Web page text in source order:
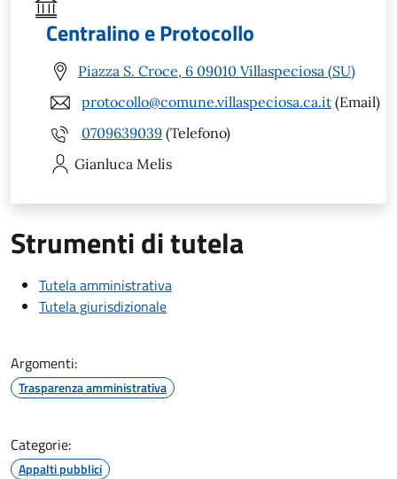
Centralino e Protocollo
Piazza S. Croce, 6 09010 Villaspeciosa (SU)
protocollo@comune.villaspeciosa.ca.it (Email)
0709639039 (Telefono)
Gianluca Melis
Strumenti di tutela
Tutela amministrativa
Tutela giurisdizionale
Argomenti:
Trasparenza amministrativa
Categorie:
Appalti pubblici